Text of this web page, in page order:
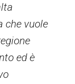
che vuole
ed è